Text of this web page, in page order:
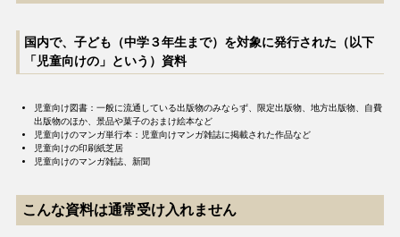
国内で、子ども（中学３年生まで）を対象に発行された（以下
「児童向けの」という）資料
児童向け図書：一般に流通している出版物のみならず、限定出版物、地方出版物、自費
出版物のほか、景品や菓子のおまけ絵本など
児童向けのマンガ単行本：児童向けマンガ雑誌に掲載された作品など
児童向けの印刷紙芝居
児童向けのマンガ雑誌、新聞
こんな資料は通常受け入れません